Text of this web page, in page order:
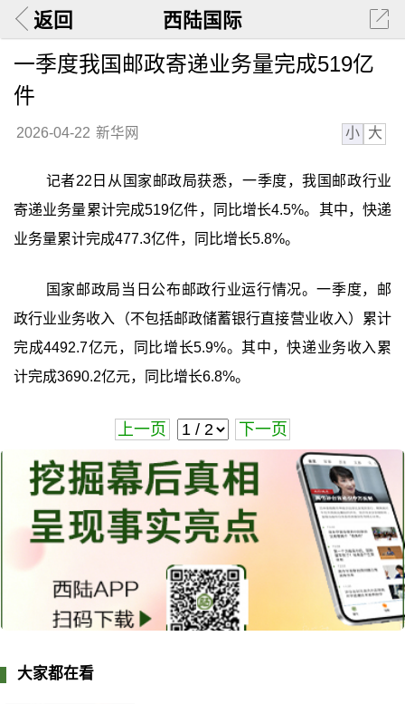
返回 西陆国际
一季度我国邮政寄递业务量完成519亿
件
2026-04-22 新华网 小 大
记者22日从国家邮政局获悉，一季度，我国邮政行业
寄递业务量累计完成519亿件，同比增长4.5%。其中，快递
业务量累计完成477.3亿件，同比增长5.8%。
国家邮政局当日公布邮政行业运行情况。一季度，邮
政行业业务收入（不包括邮政储蓄银行直接营业收入）累计
完成4492.7亿元，同比增长5.9%。其中，快递业务收入累
计完成3690.2亿元，同比增长6.8%。
上一页 下一页
大家都在看